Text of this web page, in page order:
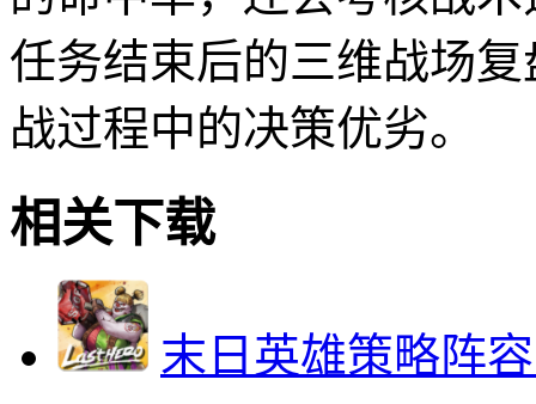
任务结束后的三维战场
战过程中的决策优劣。
相关下载
末日英雄策略阵